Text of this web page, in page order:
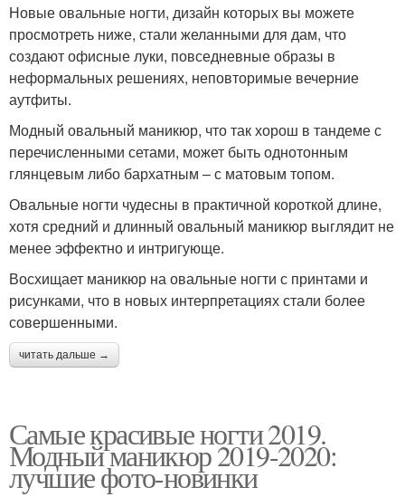
Новые овальные ногти, дизайн которых вы можете
просмотреть ниже, стали желанными для дам, что
создают офисные луки, повседневные образы в
неформальных решениях, неповторимые вечерние
аутфиты.
Модный овальный маникюр, что так хорош в тандеме с
перечисленными сетами, может быть однотонным
глянцевым либо бархатным – с матовым топом.
Овальные ногти чудесны в практичной короткой длине,
хотя средний и длинный овальный маникюр выглядит не
менее эффектно и интригующе.
Восхищает маникюр на овальные ногти с принтами и
рисунками, что в новых интерпретациях стали более
совершенными.
читать дальше →
Самые красивые ногти 2019.
Модный маникюр 2019-2020:
лучшие фото-новинки